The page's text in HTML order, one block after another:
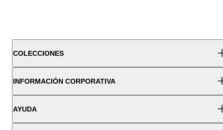
COLECCIONES
INFORMACIÓN CORPORATIVA
AYUDA